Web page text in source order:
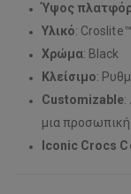
Ύψος
Υλικό: Croslite™
Χρώμα: Black
Κλείσιμο:
Customizable:
μια προσωπική
Iconic Crocs